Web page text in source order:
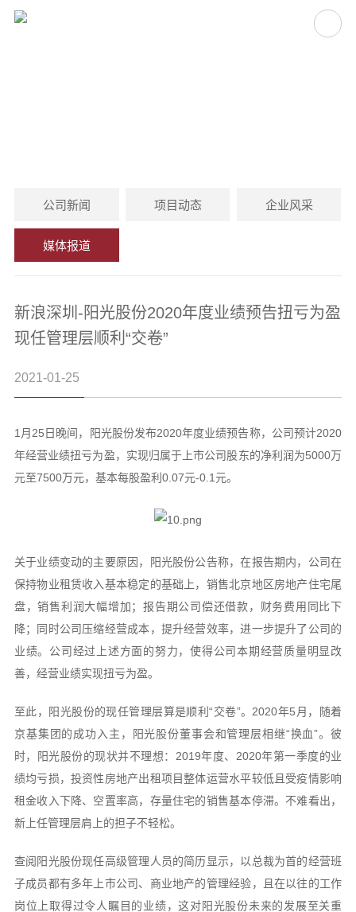
公司新闻 项目动态 企业风采
媒体报道
新浪深圳-阳光股份2020年度业绩预告扭亏为盈
现任管理层顺利“交卷”
2021-01-25
1月25日晚间，阳光股份发布2020年度业绩预告称，公司预计2020
年经营业绩扭亏为盈，实现归属于上市公司股东的净利润为5000万
元至7500万元，基本每股盈利0.07元-0.1元。
关于业绩变动的主要原因，阳光股份公告称，在报告期内，公司在
保持物业租赁收入基本稳定的基础上，销售北京地区房地产住宅尾
盘，销售利润大幅增加；报告期公司偿还借款，财务费用同比下
降；同时公司压缩经营成本，提升经营效率，进一步提升了公司的
业绩。公司经过上述方面的努力，使得公司本期经营质量明显改
善，经营业绩实现扭亏为盈。
至此，阳光股份的现任管理层算是顺利“交卷”。2020年5月，随着
京基集团的成功入主，阳光股份董事会和管理层相继“换血”。彼
时，阳光股份的现状并不理想：2019年度、2020年第一季度的业
绩均亏损，投资性房地产出租项目整体运营水平较低且受疫情影响
租金收入下降、空置率高，存量住宅的销售基本停滞。不难看出，
新上任管理层肩上的担子不轻松。
查阅阳光股份现任高级管理人员的简历显示，以总裁为首的经营班
子成员都有多年上市公司、商业地产的管理经验，且在以往的工作
岗位上取得过令人瞩目的业绩，这对阳光股份未来的发展至关重